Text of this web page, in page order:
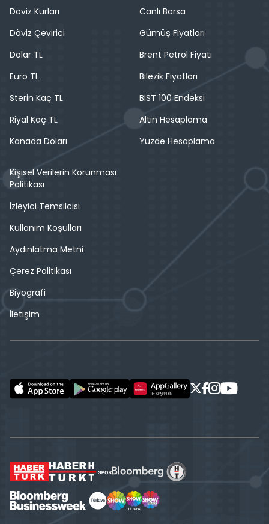
Döviz Kurları
Döviz Çevirici
Dolar TL
Euro TL
Sterin Kaç TL
Riyal Kaç TL
Kanada Doları
Canlı Borsa
Gümüş Fiyatları
Brent Petrol Fiyatı
Bilezik Fiyatları
BIST 100 Endeksi
Altın Hesaplama
Yüzde Hesaplama
Kişisel Verilerin Korunması
Politikası
İzleyici Temsilcisi
Kullanım Koşulları
Aydınlatma Metni
Çerez Politikası
Biyografi
İletişim